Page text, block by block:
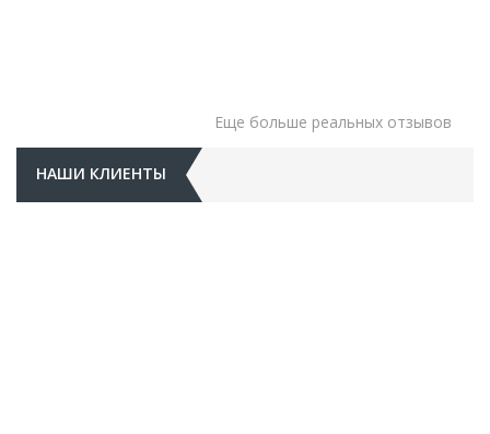
Еще больше реальных отзывов
НАШИ КЛИЕНТЫ